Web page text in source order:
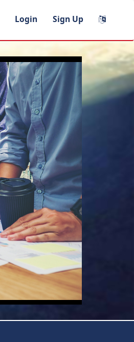
Login Sign Up